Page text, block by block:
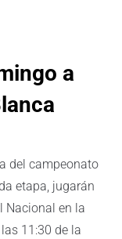
a
del campeonato
etapa, jugarán
Nacional en la
11:30 de la